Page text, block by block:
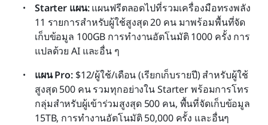
Starter แผน: แผนฟรีตลอดไปที่รวมเครื่องมือทรงพลัง
11 รายการสำหรับผู้ใช้สูงสุด 20 คน มาพร้อมพื้นที่จัด
เก็บข้อมูล 100GB การทำงานอัตโนมัติ 1000 ครั้ง การ
แปลด้วย AI และอื่น ๆ
แผน Pro: $12/ผู้ใช้/เดือน (เรียกเก็บรายปี) สำหรับผู้ใช้
สูงสุด 500 คน รวมทุกอย่างใน Starter พร้อมการโทร
กลุ่มสำหรับผู้เข้าร่วมสูงสุด 500 คน, พื้นที่จัดเก็บข้อมูล
15TB, การทำงานอัตโนมัติ 50,000 ครั้ง และอื่นๆ